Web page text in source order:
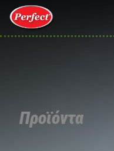
Προϊόντα